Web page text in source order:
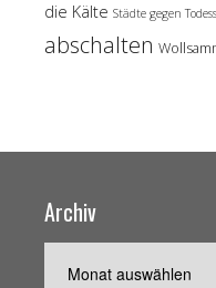
die Kälte Städte gegen
abschalten
Archiv